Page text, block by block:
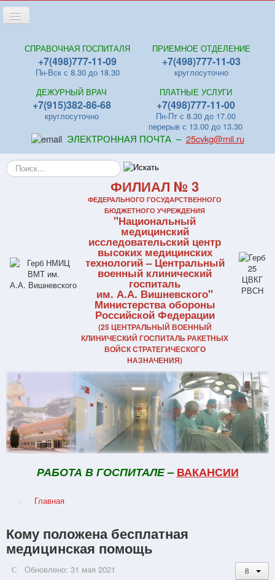
Переключить
навигацию
Новости
Отделения
Поликлиники
Контакты
СПРАВОЧНАЯ ГОСПИТАЛЯ
+7(498)777-11-09
Пн-Вск с 8.30 до 18.30
ПРИЕМНОЕ ОТДЕЛЕНИЕ
+7(498)777-11-03
круглосуточно
ДЕЖУРНЫЙ ВРАЧ
+7(915)382-86-68
круглосуточно
ПЛАТНЫЕ УСЛУГИ
+7(498)777-11-00
Пн-Пт с 8.30 до 17.00
перерыв с 13.00 до 13.30
ЭЛЕКТРОННАЯ ПОЧТА – 25cvkg@mil.ru
Искать...
ФИЛИАЛ № 3
ФЕДЕРАЛЬНОГО ГОСУДАРСТВЕННОГО
БЮДЖЕТНОГО УЧРЕЖДЕНИЯ
"Национальный
медицинский
исследовательский центр
высоких медицинских
технологий – Центральный
военный клинический
госпиталь
им. А.А. Вишневского"
Министерства обороны
Российской Федерации
(25 ЦЕНТРАЛЬНЫЙ ВОЕННЫЙ
КЛИНИЧЕСКИЙ ГОСПИТАЛЬ РАКЕТНЫХ
ВОЙСК СТРАТЕГИЧЕСКОГО
НАЗНАЧЕНИЯ)
РАБОТА В ГОСПИТАЛЕ– ВАКАНСИИ
Главная
Кому положена бесплатная
медицинская помощь
Обновлено: 31 мая 2021